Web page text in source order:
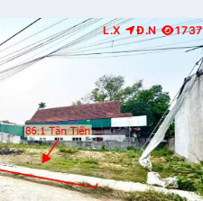
L.X Đ.N 1737